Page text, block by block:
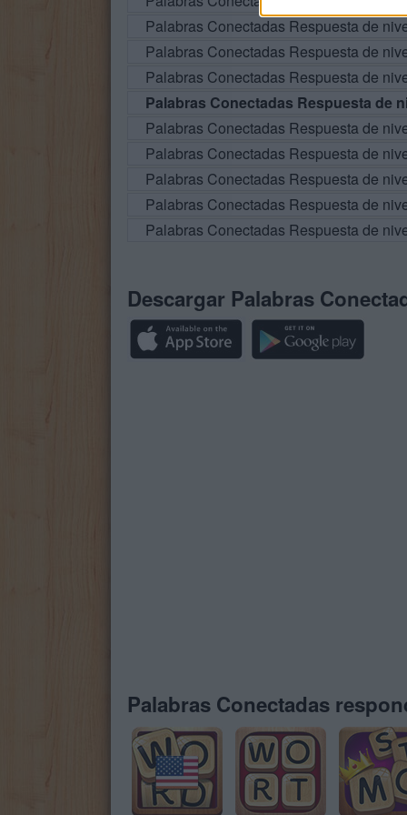
Palabras Conectadas Respuesta de
Palabras Conectadas Respuesta de
Palabras Conectadas Respuesta de
Palabras Conectadas Respuesta de
Palabras Conectadas Respuesta de
Palabras Conectadas Respuesta de
Palabras Conectadas Respuesta de
Palabras Conectadas Respuesta de
Palabras Conectadas Respuesta de
Descargar Palabras
Palabras Conectadas